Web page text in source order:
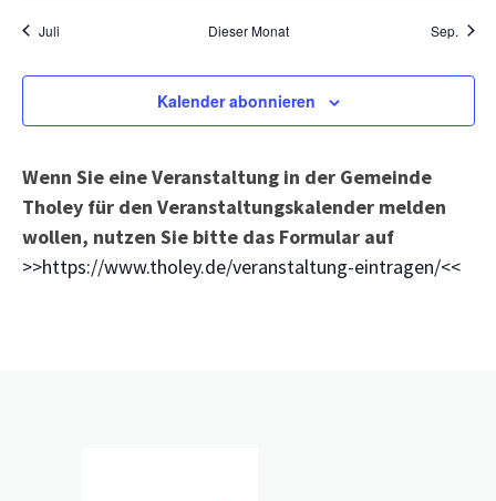
Juli Dieser Monat Sep.
Kalender abonnieren
Wenn Sie eine Veranstaltung in der Gemeinde
Tholey für den Veranstaltungskalender melden
wollen, nutzen Sie bitte das Formular auf
>>https://www.tholey.de/veranstaltung-eintragen/<<